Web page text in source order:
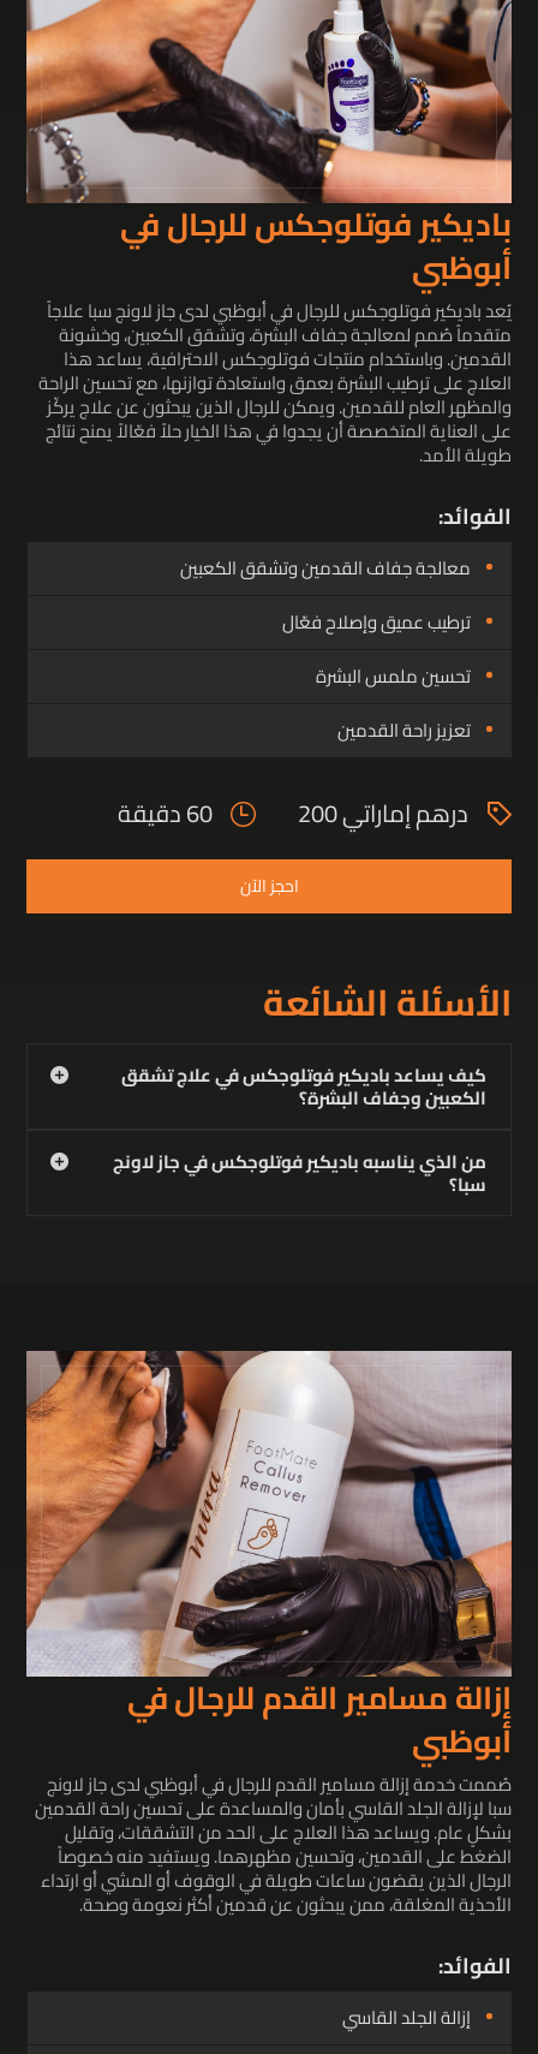
باديكير فوتلوجكس للرجال في
أبوظبي
يُعد باديكير فوتلوجكس للرجال في أبوظبي لدى جاز لاونج سبا علاجاً
متقدماً صُمم لمعالجة جفاف البشرة، وتشقق الكعبين، وخشونة
القدمين. وباستخدام منتجات فوتلوجكس الاحترافية، يساعد هذا
العلاج على ترطيب البشرة بعمق واستعادة توازنها، مع تحسين الراحة
والمظهر العام للقدمين. ويمكن للرجال الذين يبحثون عن علاج يركّز
على العناية المتخصصة أن يجدوا في هذا الخيار حلاً فعّالاً يمنح نتائج
طويلة الأمد.
الفوائد:
معالجة جفاف القدمين وتشقق الكعبين
ترطيب عميق وإصلاح فعّال
تحسين ملمس البشرة
تعزيز راحة القدمين
درهم إماراتي 200 60 دقيقة
احجز الآن
الأسئلة الشائعة
كيف يساعد باديكير فوتلوجكس في علاج تشقق
الكعبين وجفاف البشرة؟
من الذي يناسبه باديكير فوتلوجكس في جاز لاونج
سبا؟
إزالة مسامير القدم للرجال في
أبوظبي
صُممت خدمة إزالة مسامير القدم للرجال في أبوظبي لدى جاز لاونج
سبا لإزالة الجلد القاسي بأمان والمساعدة على تحسين راحة القدمين
بشكلٍ عام. ويساعد هذا العلاج على الحد من التشققات، وتقليل
الضغط على القدمين، وتحسين مظهرهما. ويستفيد منه خصوصاً
الرجال الذين يقضون ساعات طويلة في الوقوف أو المشي أو ارتداء
الأحذية المغلقة، ممن يبحثون عن قدمين أكثر نعومة وصحة.
الفوائد:
إزالة الجلد القاسي